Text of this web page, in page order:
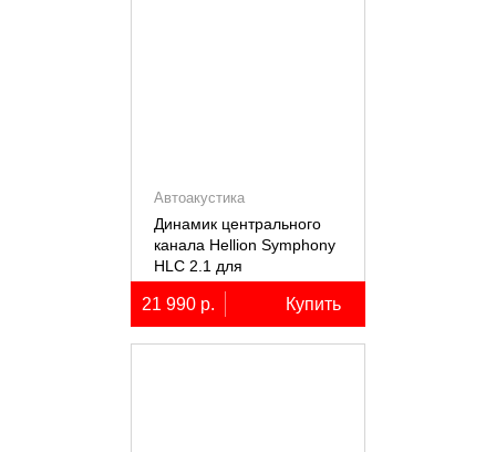
Автоакустика
Динамик центрального
канала Hellion Symphony
HLC 2.1 для
автомобилей Lixiang Li-
7/8/9
21 990 р. Купить